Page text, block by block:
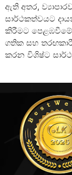
ඇති අතර,
සාර්ථකත්වයට
කිරීමට පෙළඹවීමේ
ගතික සහ
කරන විශිෂ්ට